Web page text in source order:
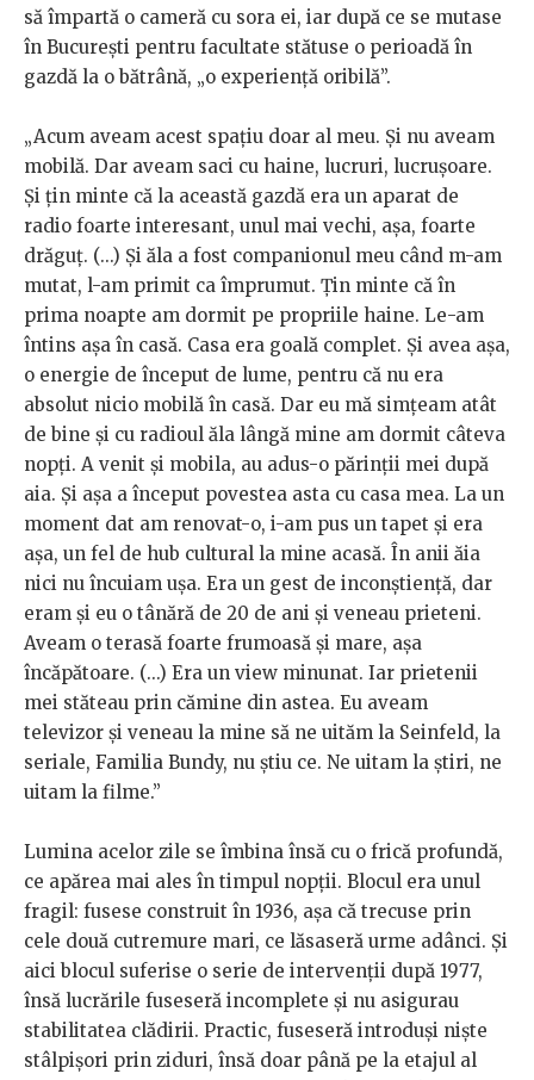
să împartă o cameră cu sora ei, iar după ce se mutase
în București pentru facultate stătuse o perioadă în
gazdă la o bătrână, „o experiență oribilă”.
„Acum aveam acest spațiu doar al meu. Și nu aveam
mobilă. Dar aveam saci cu haine, lucruri, lucrușoare.
Și țin minte că la această gazdă era un aparat de
radio foarte interesant, unul mai vechi, așa, foarte
drăguț. (...) Și ăla a fost companionul meu când m-am
mutat, l-am primit ca împrumut. Țin minte că în
prima noapte am dormit pe propriile haine. Le-am
întins așa în casă. Casa era goală complet. Și avea așa,
o energie de început de lume, pentru că nu era
absolut nicio mobilă în casă. Dar eu mă simțeam atât
de bine și cu radioul ăla lângă mine am dormit câteva
nopți. A venit și mobila, au adus-o părinții mei după
aia. Și așa a început povestea asta cu casa mea. La un
moment dat am renovat-o, i-am pus un tapet și era
așa, un fel de hub cultural la mine acasă. În anii ăia
nici nu încuiam ușa. Era un gest de inconștiență, dar
eram și eu o tânără de 20 de ani și veneau prieteni.
Aveam o terasă foarte frumoasă și mare, așa
încăpătoare. (...) Era un view minunat. Iar prietenii
mei stăteau prin cămine din astea. Eu aveam
televizor și veneau la mine să ne uităm la Seinfeld, la
seriale, Familia Bundy, nu știu ce. Ne uitam la știri, ne
uitam la filme.”
Lumina acelor zile se îmbina însă cu o frică profundă,
ce apărea mai ales în timpul nopții. Blocul era unul
fragil: fusese construit în 1936, așa că trecuse prin
cele două cutremure mari, ce lăsaseră urme adânci. Și
aici blocul suferise o serie de intervenții după 1977,
însă lucrările fuseseră incomplete și nu asigurau
stabilitatea clădirii. Practic, fuseseră introduși niște
stâlpișori prin ziduri, însă doar până pe la etajul al